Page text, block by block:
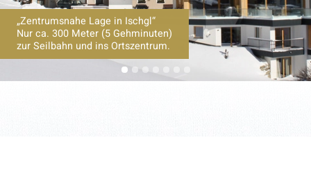
„Zentrumsnahe Lage in Ischgl“
Nur ca. 300 Meter (5 Gehminuten)
zur Seilbahn und ins Ortszentrum.